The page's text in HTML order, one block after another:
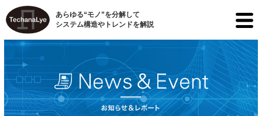
あらゆる“モノ”を分解して
システム構造やトレンドを解説